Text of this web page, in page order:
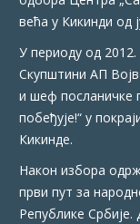
већа у Кикинди од
У периоду од 2012.
Скупштини АП
и шеф посланичке
побеђује!“ у
Кикинде.
Након избора
први пут за
Републике Србије.